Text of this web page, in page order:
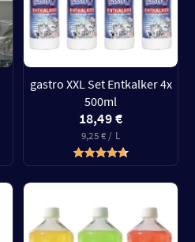
gastro XXL Set Entkalker 4x
500ml
18,49 €
9,25 € / L